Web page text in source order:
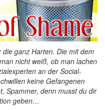
die ganz Harten. Die mit dem
nicht weiß, ob man lachen
an der Social-
keine Gefangenen
Spammer, denn musst du dir
geben…